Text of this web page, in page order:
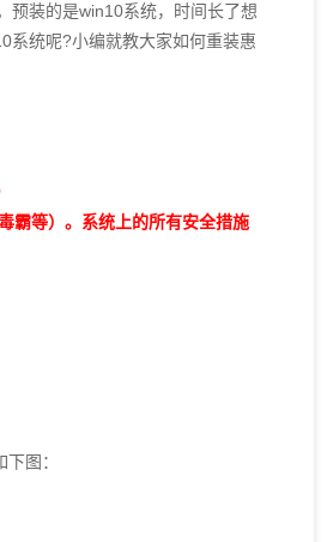
预装的是win10系统，时间长了想
系统呢?小编就教大家如何重装惠
霸等）。系统上的所有安全措施
下图：